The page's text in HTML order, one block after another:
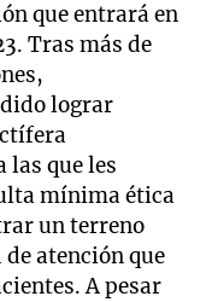
que entrará en
Tras más de
lograr
las que les
mínima ética
un terreno
atención que
A pesar